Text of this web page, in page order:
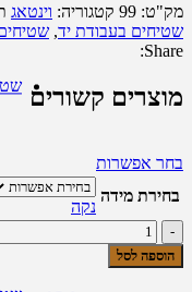
מק"ט: 99 קטגוריה: וינטאג
שטיחים בעבודת יד,
Share:
מוצרים קשורים
בחר אפשרות
זה
יש
מספר
סוגים.
בחירת מידה
נקה
כמות
של
שטיח
הוספה לסל